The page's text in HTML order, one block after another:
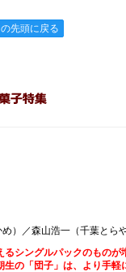
先頭に戻る
）／森山浩一（千葉とら
シングルパックのものが
の「団子」は、より手軽